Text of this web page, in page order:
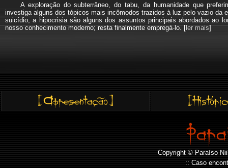
A exploração do subterrâneo, do tabu, da humanidade que
investiga alguns dos tópicos mais incômodos trazidos à luz pelo vazio da
suicídio, a hipocrisia são alguns dos assuntos principais abordados ao
nosso conhecimento moderno; resta finalmente empregá-lo. [ler mais]
Copyright © Paraíso
:: Caso